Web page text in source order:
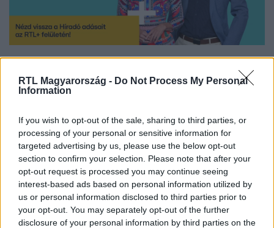
RTL Magyarország - Do Not Process My Personal
Information
If you wish to opt-out of the sale, sharing to third parties, or
processing of your personal or sensitive information for
targeted advertising by us, please use the below opt-out
section to confirm your selection. Please note that after your
opt-out request is processed you may continue seeing
interest-based ads based on personal information utilized by
us or personal information disclosed to third parties prior to
your opt-out. You may separately opt-out of the further
disclosure of your personal information by third parties on the
Itt állítsd be, hogy az RTL.hu az elsők között
legyen a Google-találatokban!